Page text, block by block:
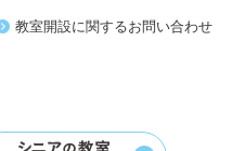
教室開設に関するお問い合わせ